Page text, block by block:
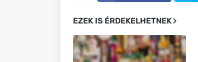
EZEK IS ÉRDEKELHETNEK